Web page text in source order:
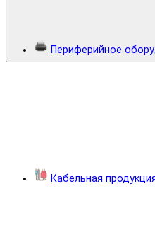
Периферийное
Кабельная